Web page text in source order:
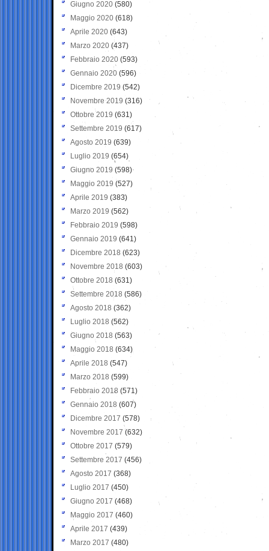
Giugno 2020 (580)
Maggio 2020 (618)
Aprile 2020 (643)
Marzo 2020 (437)
Febbraio 2020 (593)
Gennaio 2020 (596)
Dicembre 2019 (542)
Novembre 2019 (316)
Ottobre 2019 (631)
Settembre 2019 (617)
Agosto 2019 (639)
Luglio 2019 (654)
Giugno 2019 (598)
Maggio 2019 (527)
Aprile 2019 (383)
Marzo 2019 (562)
Febbraio 2019 (598)
Gennaio 2019 (641)
Dicembre 2018 (623)
Novembre 2018 (603)
Ottobre 2018 (631)
Settembre 2018 (586)
Agosto 2018 (362)
Luglio 2018 (562)
Giugno 2018 (563)
Maggio 2018 (634)
Aprile 2018 (547)
Marzo 2018 (599)
Febbraio 2018 (571)
Gennaio 2018 (607)
Dicembre 2017 (578)
Novembre 2017 (632)
Ottobre 2017 (579)
Settembre 2017 (456)
Agosto 2017 (368)
Luglio 2017 (450)
Giugno 2017 (468)
Maggio 2017 (460)
Aprile 2017 (439)
Marzo 2017 (480)